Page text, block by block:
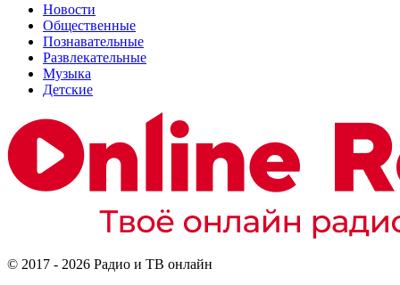
Новости
Общественные
Познавательные
Развлекательные
Музыка
Детские
© 2017 - 2026 Радио и ТВ онлайн